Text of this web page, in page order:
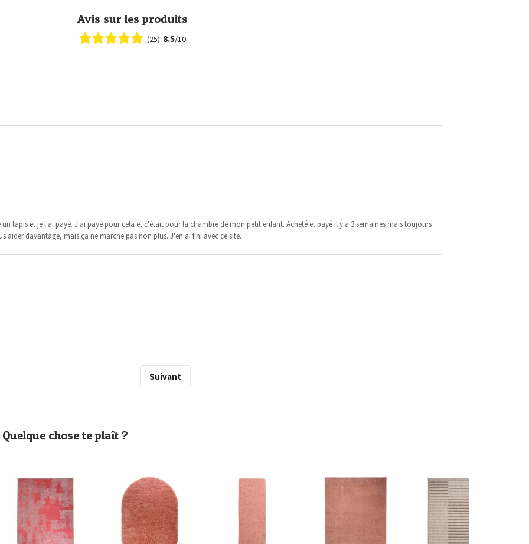
Avis sur les produits
(25) 8.5/10
tapis et je l'ai payé. J'ai payé pour cela et c'était pour la chambre de mon petit enfant. Acheté et payé il y a 3 semaines mais toujours
aider davantage, mais ça ne marche pas non plus. J'en ai fini avec ce site.
Suivant
Quelque chose te plaît ?